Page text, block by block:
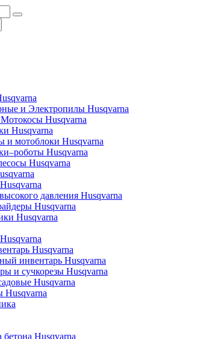
и Электропилы Нusqvarna
Нusqvarna
Husqvarna
и мотоблоки Husqvarna
Husqvarna
Husqvarna
давления Husqvarna
Husqvarna
Husqvarna
Husqvarna
инвентарь Husqvarna
и сучкорезы Husqvarna
Husqvarna
Husqvarna
бетона Husqvarna